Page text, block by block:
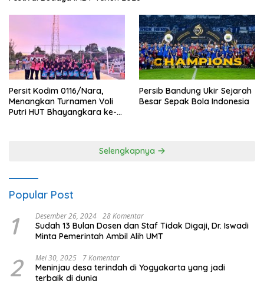
Persit Kodim 0116/Nara,
Menangkan Turnamen Voli
Putri HUT Bhayangkara ke-
Persib Bandung Ukir Sejarah
Besar Sepak Bola Indonesia
Selengkapnya
Popular Post
1 Desember 26, 2024 28 Komentar
Sudah 13 Bulan Dosen dan Staf Tidak Digaji, Dr. Iswadi
Minta Pemerintah Ambil Alih UMT
2 Mei 30, 2025 7 Komentar
Meninjau desa terindah di Yogyakarta yang jadi
terbaik di dunia